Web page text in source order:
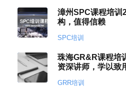
漳州SPC课程培训
构，值得信赖
SPC培训
珠海GR&R课程培
资深讲师，学以致
GRR培训